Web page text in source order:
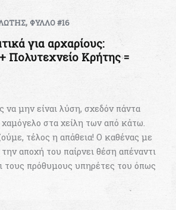
, ΦΥΛΛΟ #16
για αρχαρίους:
Πολυτεχνείο Κρήτης =
να μην είναι λύση, σχεδόν πάντα
στα χείλη των από κάτω.
τέλος η απάθεια! Ο καθένας με
αποχή του παίρνει θέση απέναντι
τους πρόθυμους υπηρέτες του όπως